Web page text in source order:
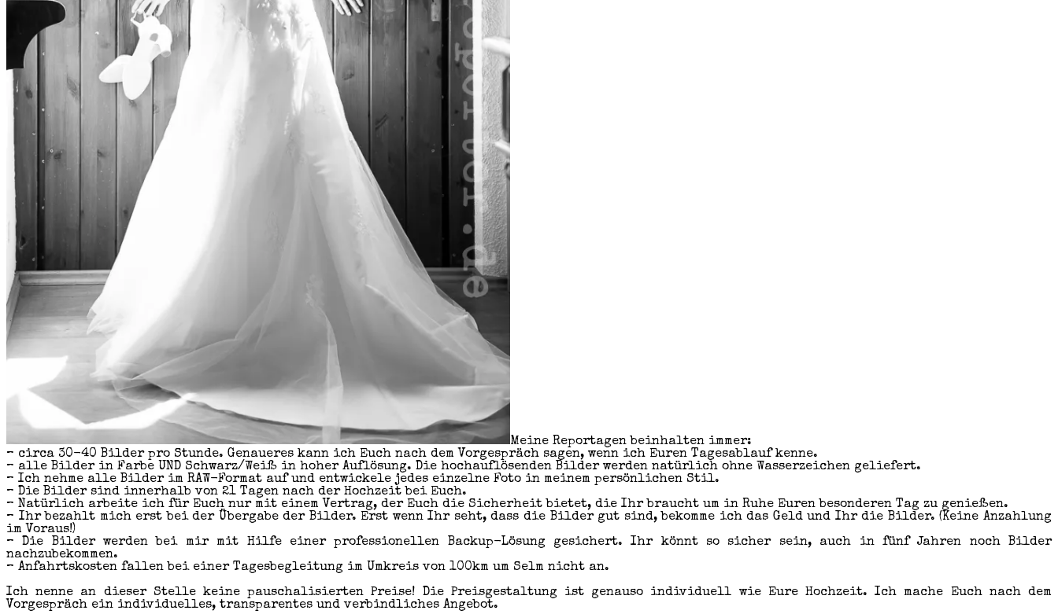
Meine Reportagen beinhalten immer:
– circa 30-40 Bilder pro Stunde. Genaueres kann ich Euch nach dem Vorgespräch sagen, wenn ich Euren Tagesablauf kenne.
– alle Bilder in Farbe UND Schwarz/Weiß in hoher Auflösung. Die hochauflösenden Bilder werden natürlich ohne Wasserzeichen geliefert.
– Ich nehme alle Bilder im RAW-Format auf und entwickele jedes einzelne Foto in meinem persönlichen Stil.
– Die Bilder sind innerhalb von 21 Tagen nach der Hochzeit bei Euch.
– Natürlich arbeite ich für Euch nur mit einem Vertrag, der Euch die Sicherheit bietet, die Ihr braucht um in Ruhe Euren besonderen Tag zu genießen.
– Ihr bezahlt mich erst bei der Übergabe der Bilder. Erst wenn Ihr seht, dass die Bilder gut sind, bekomme ich das Geld und Ihr die Bilder. (Keine Anzahlung
im Voraus!)
– Die Bilder werden bei mir mit Hilfe einer professionellen Backup-Lösung gesichert. Ihr könnt so sicher sein, auch in fünf Jahren noch Bilder
nachzubekommen.
– Anfahrtskosten fallen bei einer Tagesbegleitung im Umkreis von 100km um Selm nicht an.
Ich nenne an dieser Stelle keine pauschalisierten Preise! Die Preisgestaltung ist genauso individuell wie Eure Hochzeit. Ich mache Euch nach dem
Vorgespräch ein individuelles, transparentes und verbindliches Angebot.